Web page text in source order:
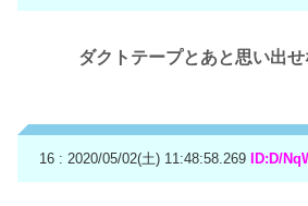
ダクトテープとあと思い出
16 : 2020/05/02(土) 11:48:58.269 ID:D/